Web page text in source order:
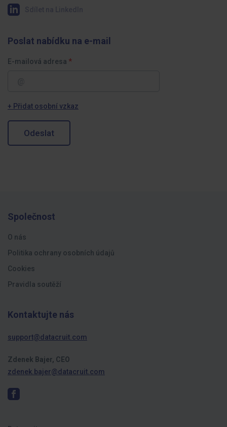
Poslat nabídku na e-mail
E-mailová adresa
+ Přidat osobní vzkaz
Odeslat
Společnost
O nás
Politika ochrany osobních údajů
Cookies
Pravidla soutěží
Kontaktujte nás
support@datacruit.com
Zdenek Bajer, CEO
zdenek.bajer@datacruit.com